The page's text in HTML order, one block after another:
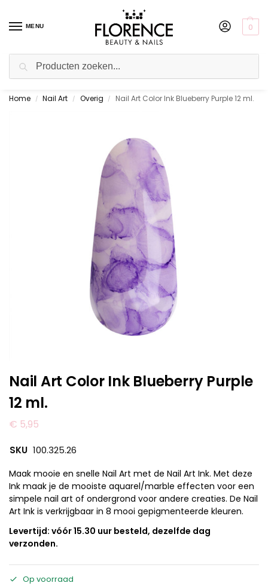
MENU 0
Gratis ophalen in de showroom
Home / Nail Art / Overig / Nail Art Color Ink Blueberry Purple 12 ml.
Nail Art Color Ink Blueberry Purple
12 ml.
€ 5,95
SKU 100.325.26
Maak mooie en snelle Nail Art met de Nail Art Ink. Met deze
Ink maak je de mooiste aquarel/marble effecten voor een
simpele nail art of ondergrond voor andere creaties. De Nail
Art Ink is verkrijgbaar in 8 mooi gepigmenteerde kleuren.
Levertijd: vóór 15.30 uur besteld, dezelfde dag
verzonden.
Op voorraad